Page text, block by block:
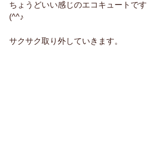
ちょうどいい感じのエコキュートです
(^^♪
サクサク取り外していきます。